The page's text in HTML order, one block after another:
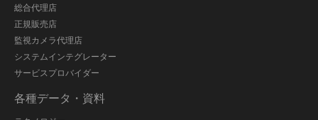
総合代理店
正規販売店
監視カメラ代理店
システムインテグレーター
サービスプロバイダー
各種データ・資料